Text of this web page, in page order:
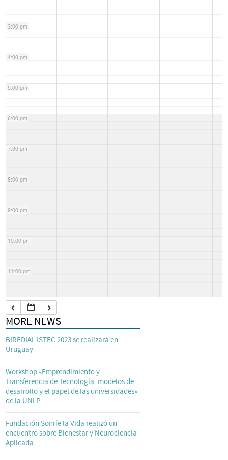
3:00 pm
4:00 pm
5:00 pm
6:00 pm
7:00 pm
8:00 pm
9:00 pm
10:00 pm
11:00 pm
MORE NEWS
BIREDIAL ISTEC 2023 se realizará en
Uruguay
Workshop «Emprendimiento y
Transferencia de Tecnología: modelos de
desarrollo y el papel de las universidades»
de la UNLP
Fundación Sonríe la Vida realizó un
encuentro sobre Bienestar y Neurociencia
Aplicada